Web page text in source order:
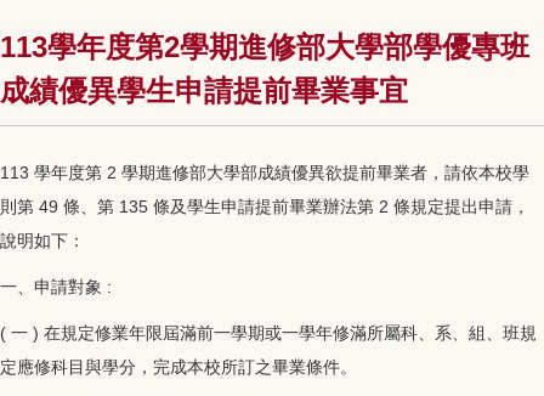
113學年度第2學期進修部大學部學優專班
成績優異學生申請提前畢業事宜
113 學年度第 2 學期進修部⼤學部成績優異欲提前畢業者，請依本校學
則第 49 條、第 135 條及學⽣申請提前畢業辦法第 2 條規定提出申請，
說明如下：
⼀、申請對象 :
( ⼀ ) 在規定修業年限屆滿前⼀學期或⼀學年修滿所屬科、系、組、班規
定應修科⽬與學分，完成本校所訂之畢業條件。